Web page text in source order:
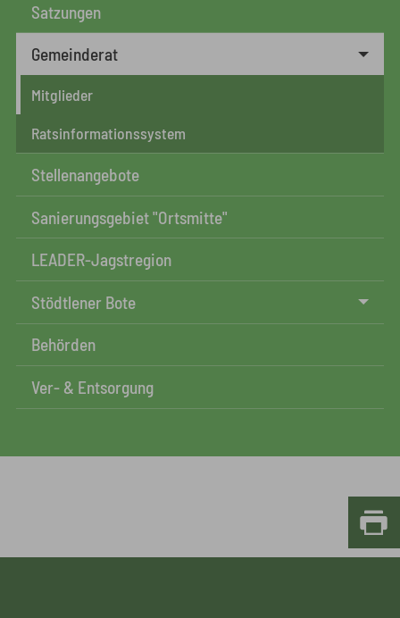
Satzungen
Gemeinderat
Mitglieder
Ratsinformationssystem
Stellenangebote
Sanierungsgebiet "Ortsmitte"
LEADER-Jagstregion
Stödtlener Bote
Behörden
Ver- & Entsorgung